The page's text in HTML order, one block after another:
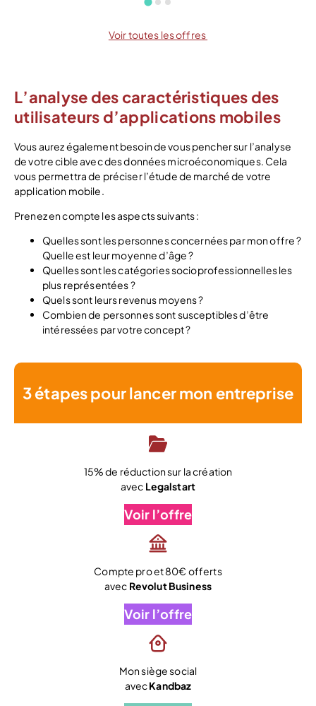
Voir toutes les offres
L’analyse des caractéristiques des
utilisateurs d’applications mobiles
Vous aurez également besoin de vous pencher sur l’analyse
de votre cible avec des données microéconomiques. Cela
vous permettra de préciser l’étude de marché de votre
application mobile.
Prenez en compte les aspects suivants :
Quelles sont les personnes concernées par mon offre ?
Quelle est leur moyenne d’âge ?
Quelles sont les catégories socioprofessionnelles les
plus représentées ?
Quels sont leurs revenus moyens ?
Combien de personnes sont susceptibles d’être
intéressées par votre concept ?
3 étapes pour lancer mon entreprise
15% de réduction sur la création
avec Legalstart
Voir l’offre
Compte pro et 80€ offerts
avec Revolut Business
Voir l’offre
Mon siège social
avecKandbaz